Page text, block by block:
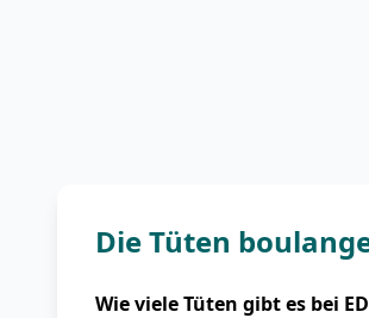
Die Tüten
Wie viele Tüten gibt es bei